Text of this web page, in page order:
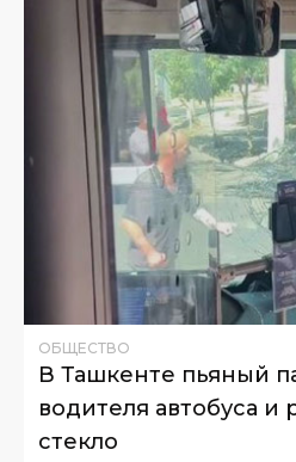
ОБЩЕСТВО
В Ташкенте пьяный
водителя автобуса и
стекло